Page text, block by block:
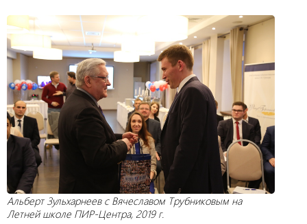
Альберт Зульхарнеев с Вячеславом Трубниковым на
Летней школе ПИР-Центра, 2019 г.